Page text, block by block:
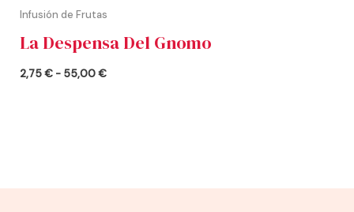
Infusión de Frutas
La Despensa Del Gnomo
2,75€ - 55,00€